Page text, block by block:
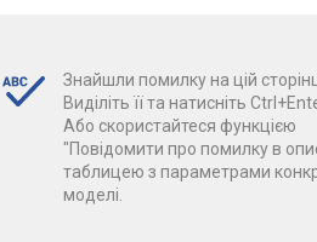
Знайшли помилку на цій
Виділіть її та натисніть
Або скористайтеся функцією
"Повідомити про помилку в
таблицею з параметрами
моделі.